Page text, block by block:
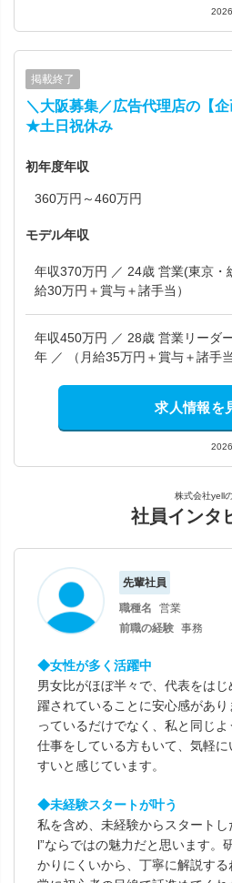
掲載終了
＼大阪募集／広告代理店の【
★土日祝休み
初年度年収
360万円～460万円
モデル年収
年収370万円 ／ 24歳 営業(東京・総合）職 経験2年 ／ （月
給30万円＋賞与＋諸手当）
年収450万円 ／ 28歳 営業リーダー（大阪・総合）職 経験3
年 ／ （月給35万円＋賞与＋諸手当
求人情報を
株式会社yell
社員インタ
先輩社員
職種名
営業
前職の経験 事務
◆女性が多く活躍中
男女比がほぼ半々で、代表をは
躍されていることに安心感があ
っているだけでなく、私と同じ
仕事をしている方もいて、気軽
すいと感じています。
◆未経験スタートが叶う
私を含め、未経験からスタートし
l”ならではの魅力だと思います。
かりにくいから、丁寧に解説する